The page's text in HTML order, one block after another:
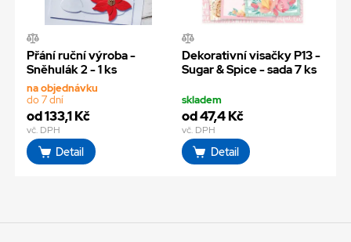
Přání ruční výroba -
Sněhulák 2 - 1 ks
na objednávku
do 7 dní
od 133,1 Kč
vč. DPH
Detail
Dekorativní visačky P13 -
Sugar & Spice - sada 7 ks
skladem
od 47,4 Kč
vč. DPH
Detail